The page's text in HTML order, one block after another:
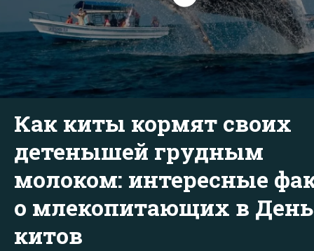
Как киты кормят своих
детенышей грудным
молоком: интересные
о млекопитающих в День
китов